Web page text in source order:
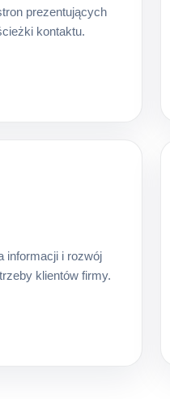
prezentujących
kontaktu.
informacji i rozwój
klientów firmy.